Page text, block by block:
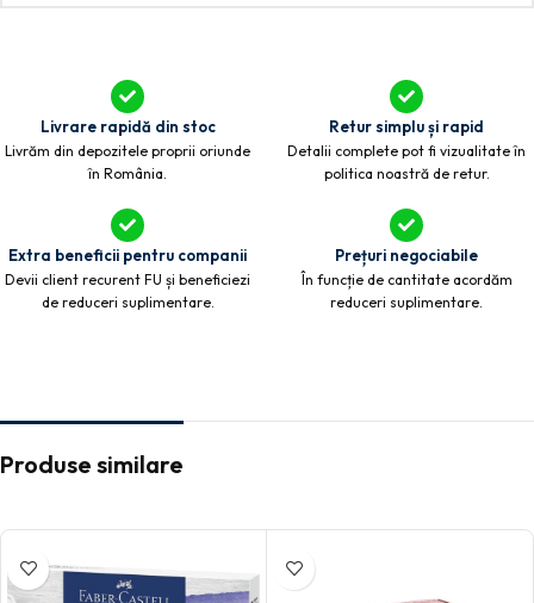
Livrare rapidă din stoc
Livrăm din depozitele proprii oriunde
în România.
Retur simplu și rapid
Detalii complete pot fi vizualitate în
politica noastră de retur.
Extra beneficii pentru companii
Devii client recurent FU și beneficiezi
de reduceri suplimentare.
Prețuri negociabile
În funcție de cantitate acordăm
reduceri suplimentare.
Produse similare